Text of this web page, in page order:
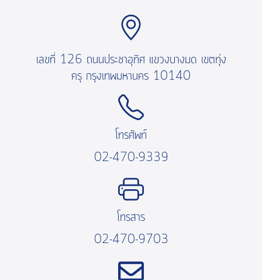
เลขที่ 126 ถนนประชาอุทิศ แขวงบางมด เขตทุ่ง
ครุ กรุงเทพมหานคร 10140
โทรศัพท์
02-470-9339
โทรสาร
02-470-9703